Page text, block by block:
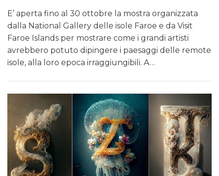
E’ aperta fino al 30 ottobre la mostra organizzata
dalla National Gallery delle isole Faroe e da Visit
Faroe Islands per mostrare come i grandi artisti
avrebbero potuto dipingere i paesaggi delle remote
isole, alla loro epoca irraggiungibili. A…